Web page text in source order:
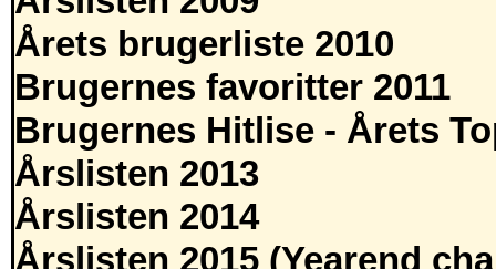
Årets brugerliste 2010
Brugernes favoritter 2011
Brugernes Hitlise - Årets
Årslisten 2013
Årslisten 2014
Årslisten 2015 (Yearend